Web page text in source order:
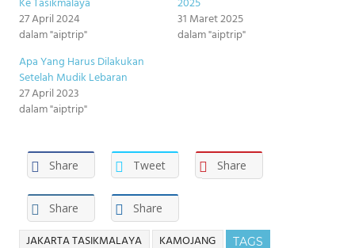
Ke Tasikmalaya
27 April 2024
dalam "aiptrip"
2025
31 Maret 2025
dalam "aiptrip"
Apa Yang Harus Dilakukan
Setelah Mudik Lebaran
27 April 2023
dalam "aiptrip"
Share Tweet Share
Share Share
TAGS
JAKARTA TASIKMALAYA
KAMOJANG